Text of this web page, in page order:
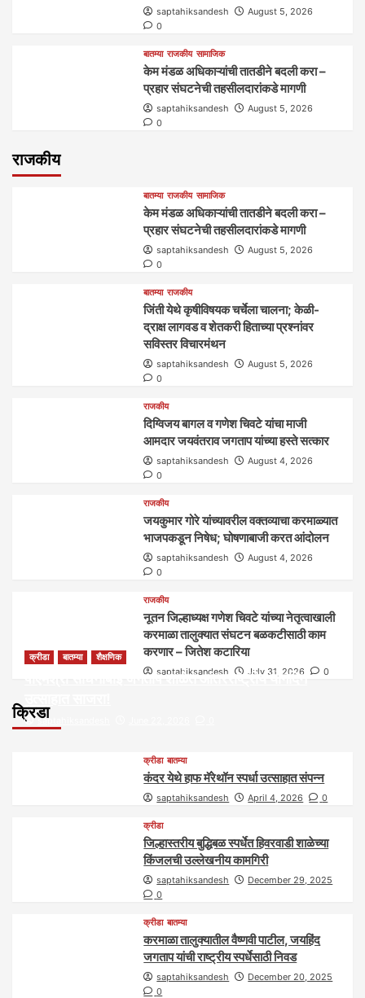
saptahiksandesh
August 5, 2026
0
बातम्या राजकीय सामाजिक
केम मंडळ अधिकाऱ्यांची तातडीने बदली करा –
प्रहार संघटनेची तहसीलदारांकडे मागणी
saptahiksandesh
August 5, 2026
0
राजकीय
बातम्या राजकीय सामाजिक
केम मंडळ अधिकाऱ्यांची तातडीने बदली करा –
प्रहार संघटनेची तहसीलदारांकडे मागणी
saptahiksandesh
August 5, 2026
0
बातम्या राजकीय
जिंती येथे कृषीविषयक चर्चेला चालना; केळी-
द्राक्ष लागवड व शेतकरी हिताच्या प्रश्नांवर
सविस्तर विचारमंथन
saptahiksandesh
August 5, 2026
0
राजकीय
दिग्विजय बागल व गणेश चिवटे यांचा माजी
आमदार जयवंतराव जगताप यांच्या हस्ते सत्कार
saptahiksandesh
August 4, 2026
0
राजकीय
जयकुमार गोरे यांच्यावरील वक्तव्याचा करमाळ्यात
भाजपकडून निषेध; घोषणाबाजी करत आंदोलन
saptahiksandesh
August 4, 2026
0
राजकीय
नूतन जिल्हाध्यक्ष गणेश चिवटे यांच्या नेतृत्वाखाली
करमाळा तालुक्यात संघटन बळकटीसाठी काम
करणार – जितेश कटारिया
saptahiksandesh July 31, 2026 0
क्रिडा
क्रीडा बातम्या शैक्षणिक
पीएमश्री साधनाबाई जगताप शाळेत आंतरराष्ट्रीय योगदिन
saptahiksandesh
क्रीडा बातम्या
कंदर येथे हाफ मॅरेथॉन स्पर्धा उत्साहात संपन्न
saptahiksandesh April 4, 2026 0
क्रीडा
जिल्हास्तरीय बुद्धिबळ स्पर्धेत हिवरवाडी शाळेच्या
किंजलची उल्लेखनीय कामगिरी
saptahiksandesh
December 29, 2025
0
क्रीडा बातम्या
करमाळा तालुक्यातील वैष्णवी पाटील, जयहिंद
जगताप यांची राष्ट्रीय स्पर्धेसाठी निवड
saptahiksandesh
December 20, 2025
0